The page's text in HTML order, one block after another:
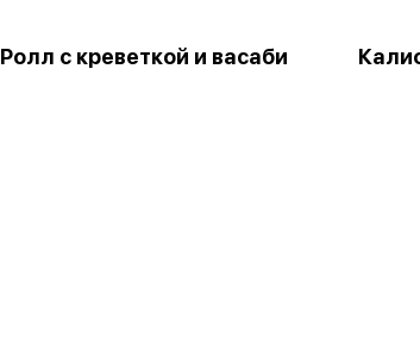
Ролл с креветкой и васаби